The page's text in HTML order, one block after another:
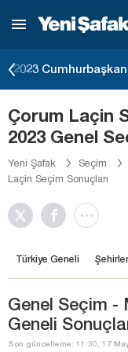
2023
Çorum Laçin
2023 Genel
Yeni Şafak Seçim
Laçin Seçim Sonuçları
Türkiye Geneli Şehirler
Genel Seçim -
Geneli
Son güncelleme: 11:30, 17